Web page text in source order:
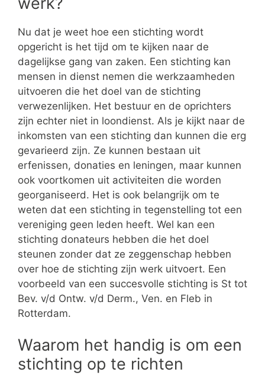
Nu dat je weet hoe een stichting wordt
opgericht is het tijd om te kijken naar de
dagelijkse gang van zaken. Een stichting kan
mensen in dienst nemen die werkzaamheden
uitvoeren die het doel van de stichting
verwezenlijken. Het bestuur en de oprichters
zijn echter niet in loondienst. Als je kijkt naar de
inkomsten van een stichting dan kunnen die erg
gevarieerd zijn. Ze kunnen bestaan uit
erfenissen, donaties en leningen, maar kunnen
ook voortkomen uit activiteiten die worden
georganiseerd. Het is ook belangrijk om te
weten dat een stichting in tegenstelling tot een
vereniging geen leden heeft. Wel kan een
stichting donateurs hebben die het doel
steunen zonder dat ze zeggenschap hebben
over hoe de stichting zijn werk uitvoert. Een
voorbeeld van een succesvolle stichting is St tot
Bev. v/d Ontw. v/d Derm., Ven. en Fleb in
Rotterdam.
Waarom het handig is om een
stichting op te richten